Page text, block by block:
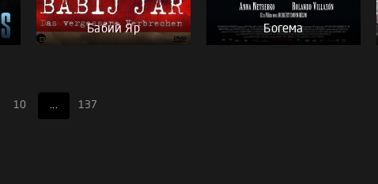
Бабий Яр Богема
10 ... 137